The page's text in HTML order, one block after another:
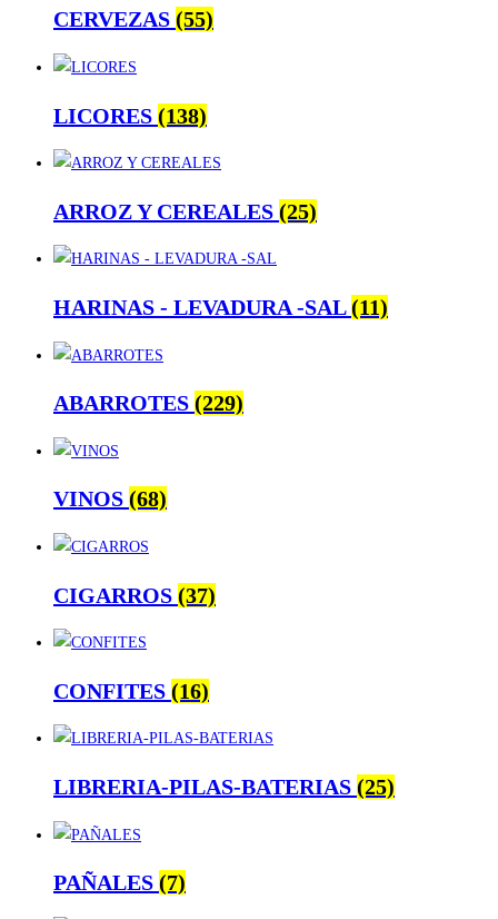
CERVEZAS (55)
LICORES (138)
ARROZ Y CEREALES (25)
HARINAS - LEVADURA -SAL(11)
ABARROTES (229)
VINOS (68)
CIGARROS (37)
CONFITES (16)
LIBRERIA-PILAS-BATERIAS (25)
PAÑALES (7)